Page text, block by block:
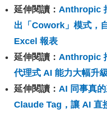
延伸閱讀： Anthropic
出「Cowork」模式，
Excel 報表
延伸閱讀： Anthropic
代理式 AI 能力大幅升
延伸閱讀： AI 同事真
Claude Tag，讓 AI 直